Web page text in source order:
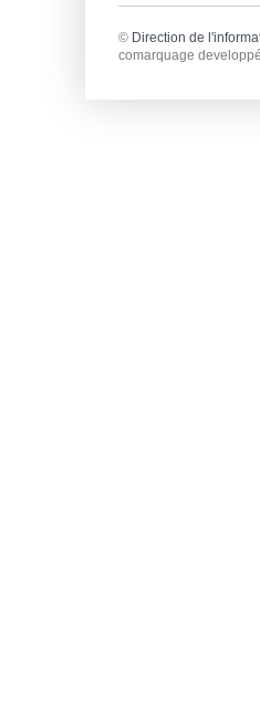
© Direction de
comarquage